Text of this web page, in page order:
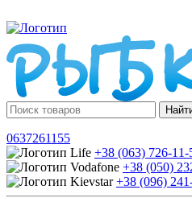
0637261155
+38 (063) 726-11-
+38 (050)
+38 (096)